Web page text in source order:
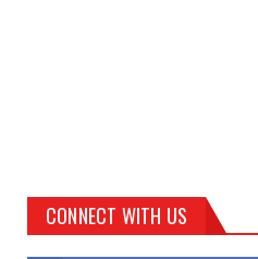
CONNECT WITH US